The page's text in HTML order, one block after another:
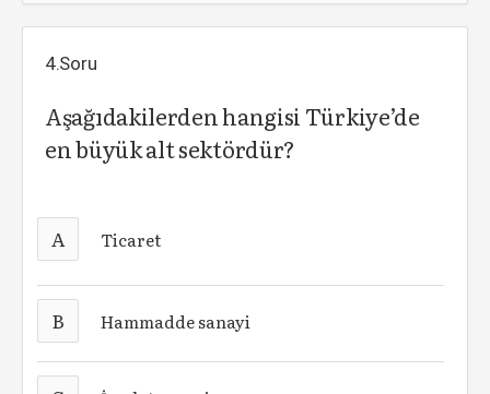
4.Soru
Aşağıdakilerden hangisi Türkiye’de
en büyük alt sektördür?
A Ticaret
B Hammadde sanayi